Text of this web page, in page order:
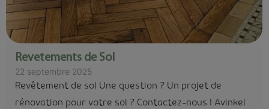
Revetements de Sol
22 septembre 2025
Revêtement de sol Une question ? Un projet de
rénovation pour votre sol ? Contactez-nous ! Avinkel